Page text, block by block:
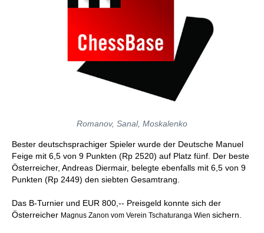
Romanov, Sanal, Moskalenko
Bester deutschsprachiger Spieler wurde der Deutsche Manuel
Feige mit 6,5 von 9 Punkten (Rp 2520) auf Platz fünf. Der beste
Österreicher, Andreas Diermair, belegte ebenfalls mit 6,5 von 9
Punkten (Rp 2449) den siebten Gesamtrang.
Das B-Turnier und EUR 800,-- Preisgeld konnte sich der
Österreicher Magnus Zanon vom Verein Tschaturanga Wien sichern.